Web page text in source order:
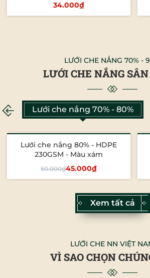
34.000₫
LƯỚI CHE NẮNG 70% -
LƯỚI CHE NẮNG
Lưới che nắng 70% - 80%
- 10%
Lưới che nắng 80% - HDPE
230GSM - Màu xám
50.000₫45.000₫
Xem tất cả
LƯỚI CHE NN VIỆT
VÌ SAO CHỌN